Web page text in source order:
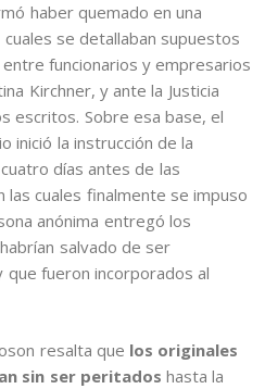
haber quemado en una
se detallaban supuestos
funcionarios y empresarios
Kirchner, y ante la Justicia
escritos. Sobre esa base, el
inició la instrucción de la
días antes de las
las cuales finalmente se impuso
anónima entregó los
salvado de ser
fueron incorporados al
resalta que los originales
sin ser peritados hasta la